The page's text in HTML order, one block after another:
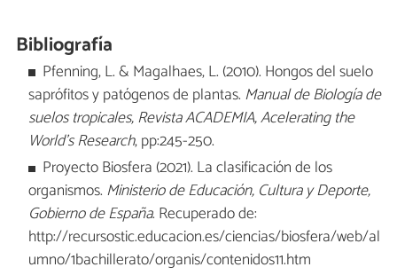
Bibliografía
Pfenning, L. & Magalhaes, L. (2010). Hongos del suelo
saprófitos y patógenos de plantas. Manual de Biología de
suelos tropicales, Revista ACADEMIA, Acelerating the
World's Research, pp:245-250.
Proyecto Biosfera (2021). La clasificación de los
organismos. Ministerio de Educación, Cultura y Deporte,
Gobierno de España. Recuperado de:
http://recursostic.educacion.es/ciencias/biosfera/web/al
umno/1bachillerato/organis/contenidos11.htm